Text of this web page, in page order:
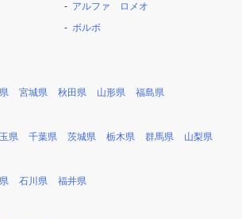
アルファ ロメオ
ボルボ
宮城県 秋田県 山形県 福島県
県 千葉県 茨城県 栃木県 群馬県 山梨県
石川県 福井県